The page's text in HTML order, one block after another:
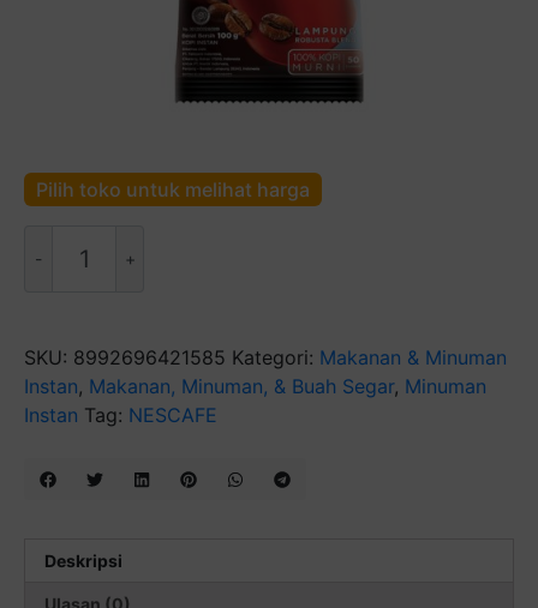
Pilih toko untuk melihat harga
NESCAFÉ
Instan
Kopi
Hitam
SKU: 8992696421585 Kategori: Makanan & Minuman
Instan, Makanan, Minuman, & Buah Segar, Minuman
Instan Tag: NESCAFE
Deskripsi
Ulasan (0)